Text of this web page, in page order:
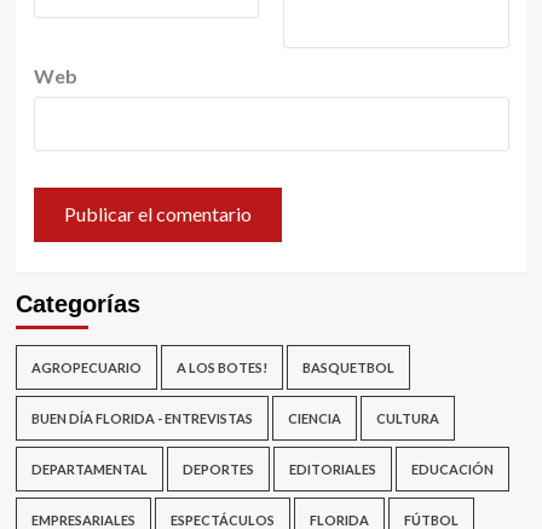
Web
Categorías
AGROPECUARIO A LOS BOTES! BASQUETBOL
BUEN DÍA FLORIDA - ENTREVISTAS CIENCIA CULTURA
DEPARTAMENTAL DEPORTES EDITORIALES EDUCACIÓN
EMPRESARIALES ESPECTÁCULOS FLORIDA FÚTBOL